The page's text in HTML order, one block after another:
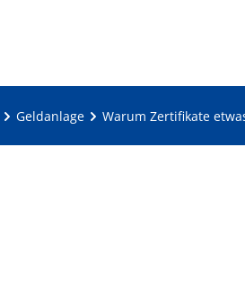
Geldanlage Warum Zertifikate